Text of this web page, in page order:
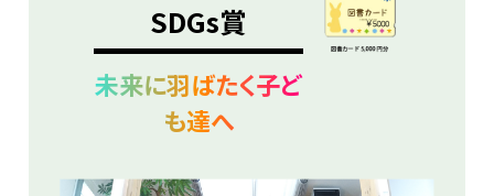
SDGs賞
未来に羽ばたく子ど
も達へ